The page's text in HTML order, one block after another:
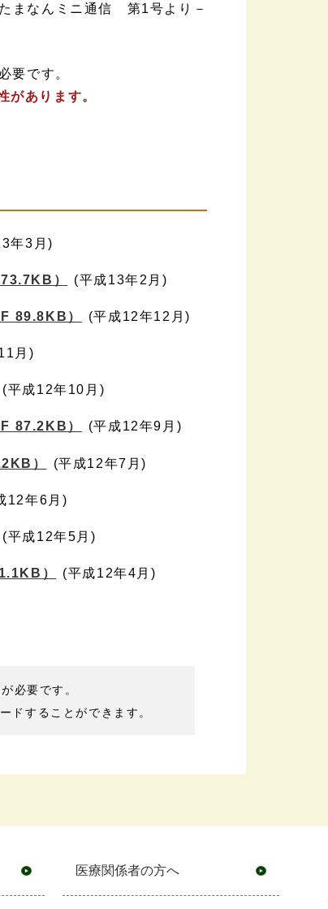
たまなんミニ通信 第1号より－
要です。
があります。
年3月)
） (平成13年2月)
89.8KB） (平成12年12月)
月)
(平成12年10月)
87.2KB） (平成12年9月)
） (平成12年7月)
12年6月)
(平成12年5月)
） (平成12年4月)
必要です。
ドすることができます。
医療関係者の方へ